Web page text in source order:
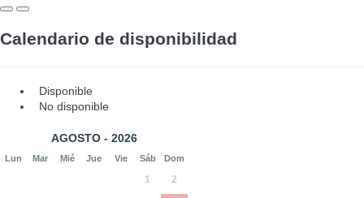
Calendario de disponibilidad
Disponible
No disponible
AGOSTO - 2026
Lun Mar Mié Jue Vie Sáb Dom
1 2